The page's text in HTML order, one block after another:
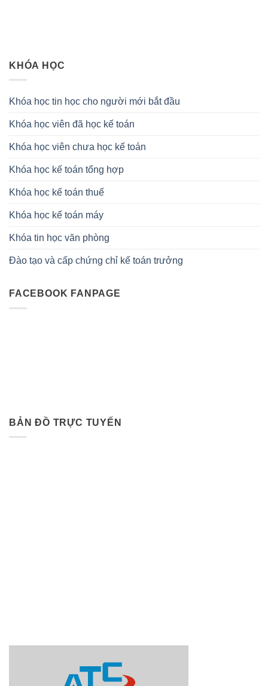
KHÓA HỌC
Khóa học tin học cho người mới bắt đầu
Khóa học viên đã học kế toán
Khóa học viên chưa học kế toán
Khóa học kế toán tổng hợp
Khóa học kế toán thuế
Khóa học kế toán máy
Khóa tin học văn phòng
Đào tạo và cấp chứng chỉ kế toán trưởng
FACEBOOK FANPAGE
BẢN ĐỒ TRỰC TUYẾN